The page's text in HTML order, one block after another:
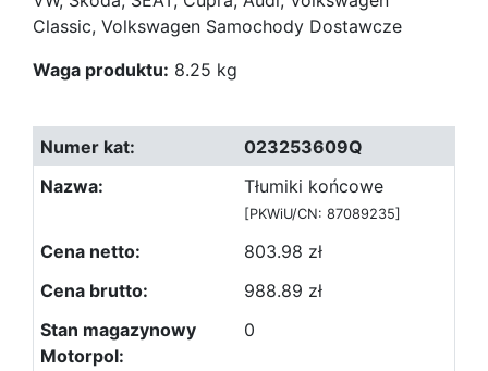
Classic, Volkswagen Samochody Dostawcze
Waga produktu: 8.25 kg
023253609Q
Tłumiki końcowe
[PKWiU/CN: 87089235]
803.98 zł
988.89 zł
0